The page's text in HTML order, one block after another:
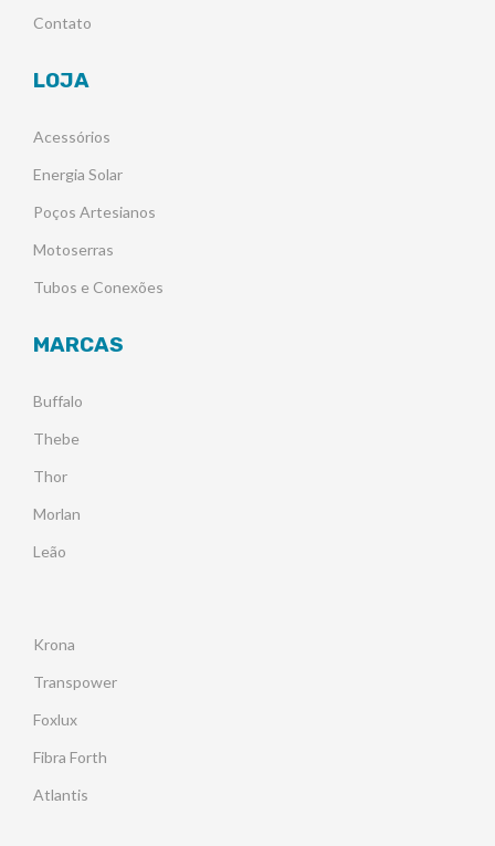
Contato
LOJA
Acessórios
Energia Solar
Poços Artesianos
Motoserras
Tubos e Conexões
MARCAS
Buffalo
Thebe
Thor
Morlan
Leão
Krona
Transpower
Foxlux
Fibra Forth
Atlantis